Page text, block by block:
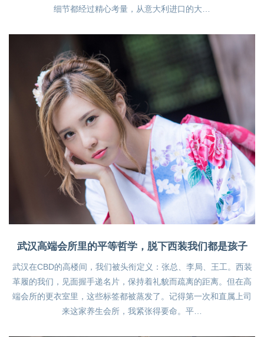
细节都经过精心考量，从意大利进口的大…
武汉高端会所里的平等哲学，脱下西装我们都是孩子
武汉在CBD的高楼间，我们被头衔定义：张总、李局、王工。西装
革履的我们，见面握手递名片，保持着礼貌而疏离的距离。但在高
端会所的更衣室里，这些标签都被蒸发了。记得第一次和直属上司
来这家养生会所，我紧张得要命。平…